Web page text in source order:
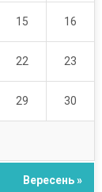
15 16
22 23
29 30
Вересень »